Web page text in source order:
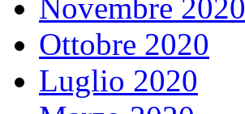
Novembre 2020
Ottobre 2020
Luglio 2020